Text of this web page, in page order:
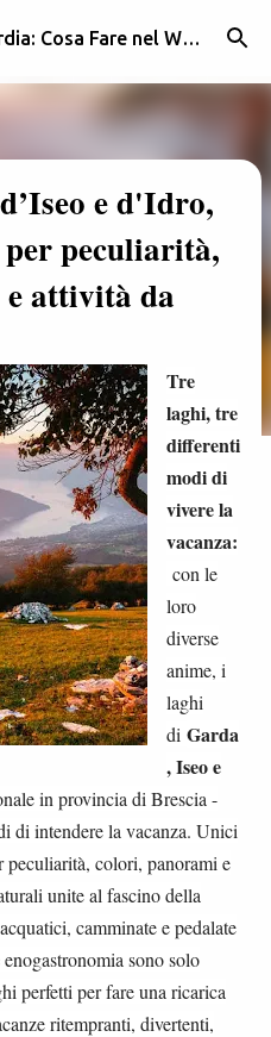
principali Eventi e Sagre Lombardia: Cosa Fare nel Weekend | Weekendidea
e d'Idro,
peculiarità,
attività da
Tre
laghi, tre
differenti
modi di
vivere la
vacanza:
con le
loro
diverse
anime, i
laghi
di Garda
, Iseo e
in provincia di Brescia -
di intendere la vacanza. Unici
colori, panorami e
unite al fascino della
camminate e pedalate
sono solo
perfetti per fare una ricarica
ritempranti, divertenti,